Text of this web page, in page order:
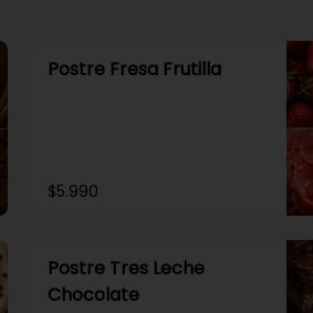
Postre Fresa Frutilla
$5.990
Postre Tres Leche
Chocolate